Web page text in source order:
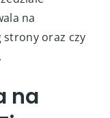
na
strony oraz czy
na